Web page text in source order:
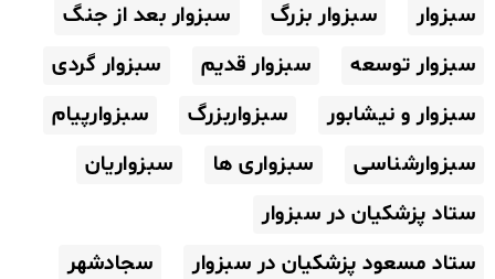
سبزوار
سبزوار بزرگ
سبزوار بعد از جنگ
سبزوار توسعه
سبزوار قدیم
سبزوار گردی
سبزوار و نیشابور
سبزواربزرگ
سبزوارپیام
سبزوارشناسی
سبزواری ها
سبزواریان
ستاد پزشکیان در سبزوار
ستاد مسعود پزشکیان در سبزوار
سجادشهر